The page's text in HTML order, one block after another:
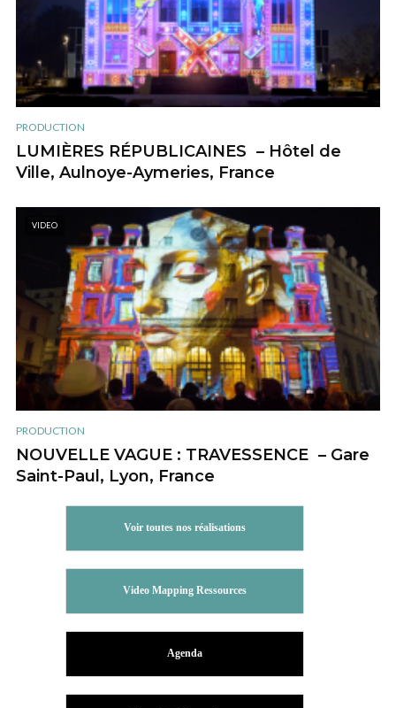
PRODUCTION
LUMIÈRES RÉPUBLICAINES – Hôtel de
Ville, Aulnoye-Aymeries, France
VIDEO
PRODUCTION
NOUVELLE VAGUE : TRAVESSENCE – Gare
Saint-Paul, Lyon, France
Voir toutes nos réalisations
Video Mapping Ressources
Agenda